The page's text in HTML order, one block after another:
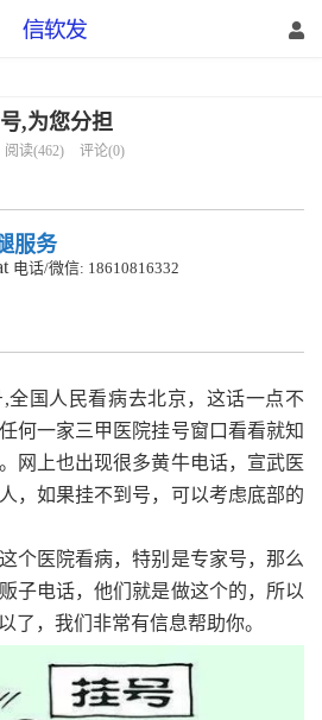
,为您分担
阅读(462) 评论(0)
服务
电话/微信: 18610816332
全国人民看病去北京，这话一点不
何一家三甲医院挂号窗口看看就知
网上也出现很多黄牛电话，宣武医
，如果挂不到号，可以考虑底部的
个医院看病，特别是专家号，那么
子电话，他们就是做这个的，所以
了，我们非常有信息帮助你。